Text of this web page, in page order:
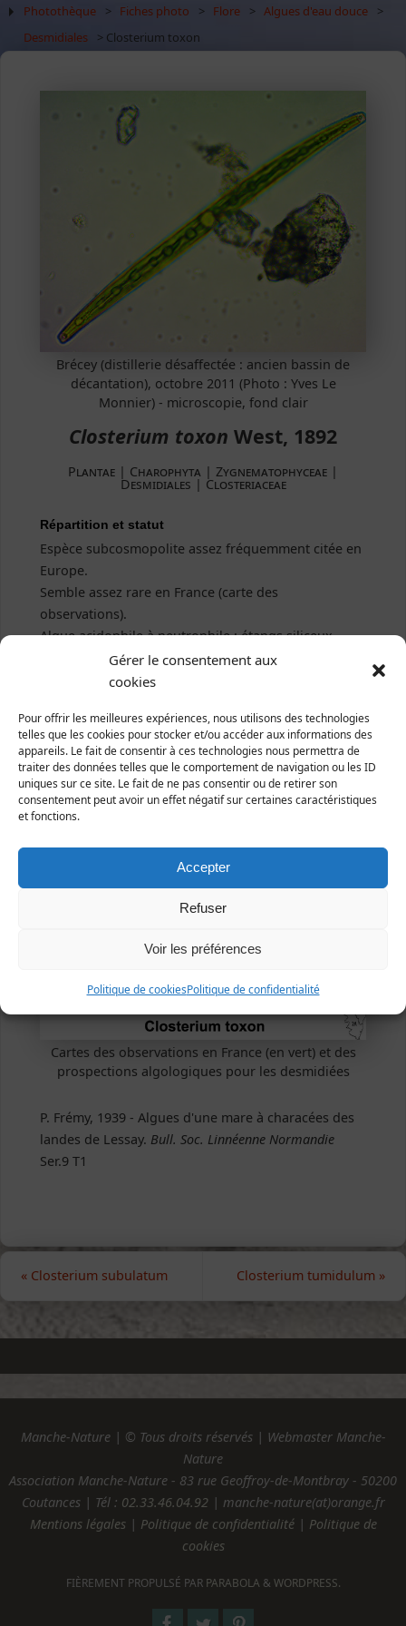
Gérer le consentement aux
cookies
Pour offrir les meilleures expériences, nous utilisons des technologies
telles que les cookies pour stocker et/ou accéder aux informations des
appareils. Le fait de consentir à ces technologies nous permettra de
traiter des données telles que le comportement de navigation ou les ID
uniques sur ce site. Le fait de ne pas consentir ou de retirer son
consentement peut avoir un effet négatif sur certaines caractéristiques
et fonctions.
Accepter
Refuser
Voir les préférences
Politique de cookiesPolitique de confidentialité
Photothèque > Fiches photo > Flore > Algues d'eau douce
>
Desmidiales
> Closterium toxon
Brécey (distillerie désaffectée : ancien bassin de
décantation), octobre 2011 (Photo : Yves Le
Monnier) - microscopie, fond clair
Closterium toxon West, 1892
Plantae | Charophyta | Zygnematophyceae |
Desmidiales | Closteriaceae
Répartition et statut
Espèce subcosmopolite assez fréquemment citée en
Europe.
Semble assez rare en France (carte des
observations).
Algue acidophile à neutrophile : étangs siliceux,
mares en contexte de lande acide, bassins, prairies
Cartes des observations en France (en vert) et des
prospections algologiques pour les desmidiées
P. Frémy, 1939 - Algues d'une mare à characées des
landes de Lessay. Bull. Soc. Linnéenne Normandie
Ser.9 T1
«Closterium subulatum Closterium tumidulum »
Manche-Nature | © Tous droits réservés | Webmaster Manche-
Nature
Association Manche-Nature - 83 rue Geoffroy-de-Montbray - 50200
Coutances | Tél : 02.33.46.04.92| manche-nature(at)orange.fr
Mentions légales| Politique de confidentialité| Politique de
cookies
FIÈREMENT PROPULSÉ PAR PARABOLA & WORDPRESS.